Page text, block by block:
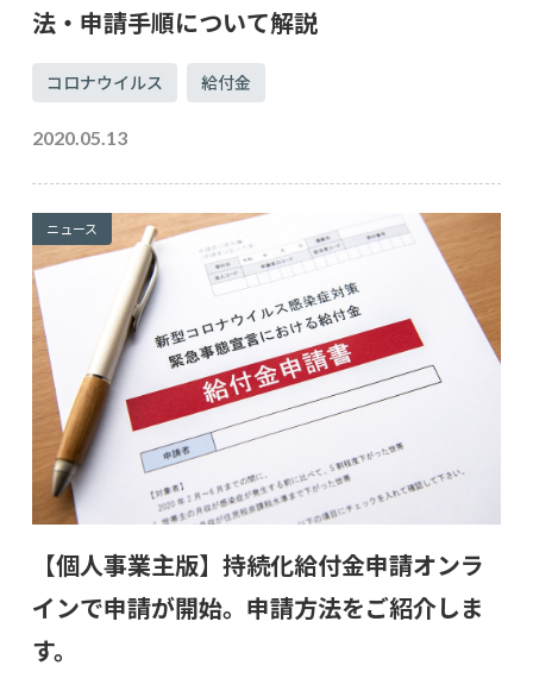
法・申請手順について解説
コロナウイルス 給付金
2020.05.13
ニュース
【個人事業主版】持続化給付金申請オンラ
インで申請が開始。申請方法をご紹介しま
す。